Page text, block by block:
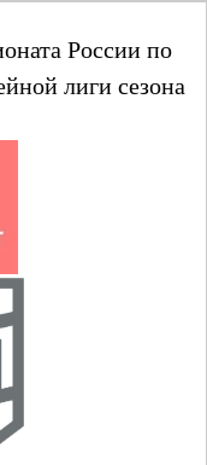
России по
лиги сезона